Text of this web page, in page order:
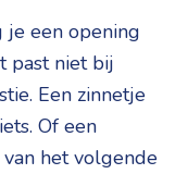
je een opening
past niet bij
Een zinnetje
Of een
het volgende